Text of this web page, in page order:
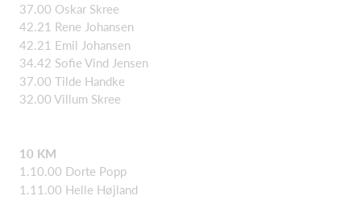
37.00 Oskar Skree
42.21 Rene Johansen
42.21 Emil Johansen
34.42 Sofie Vind Jensen
37.00 Tilde Handke
32.00 Villum Skree
10 KM
1.10.00 Dorte Popp
1.11.00 Helle Højland